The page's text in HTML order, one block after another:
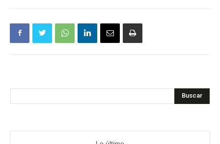
Buscar